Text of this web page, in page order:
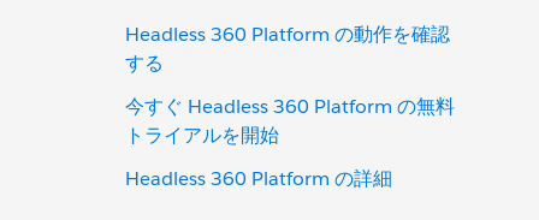
Headless 360 Platform の動作を確認
する
今すぐ Headless 360 Platform の無料
トライアルを開始
Headless 360 Platform の詳細